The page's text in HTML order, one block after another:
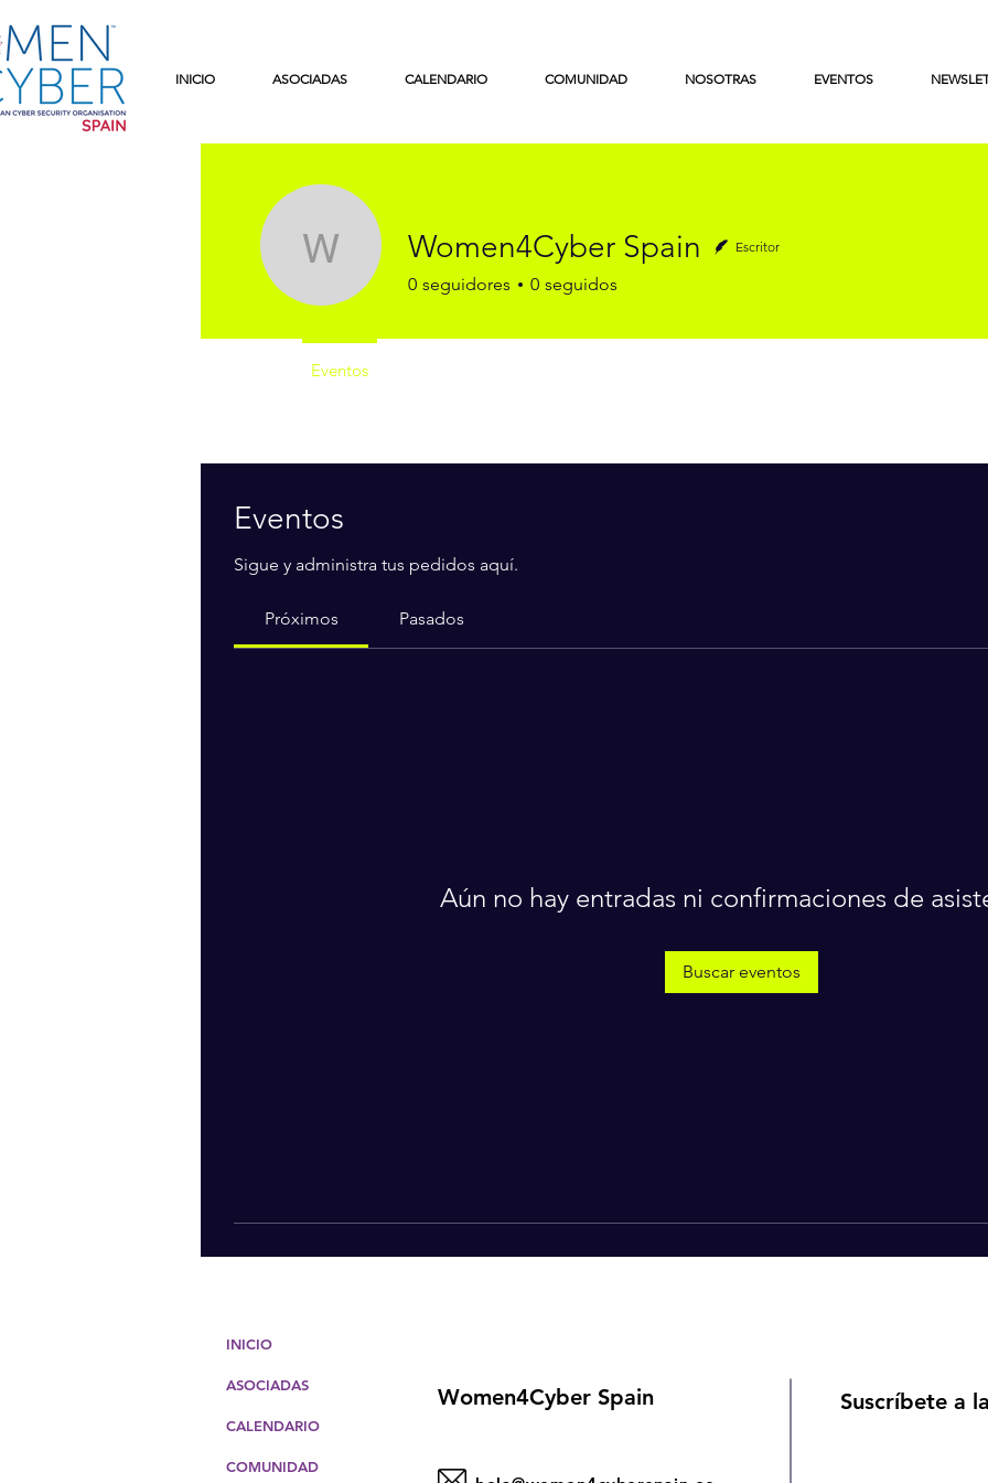
INICIO ASOCIADAS CALENDARIO COMUNIDAD NOSOTRAS EVENTOS
Eventos
Sigue y administra tus pedidos aquí.
Próximos Pasados
Aún no hay entradas ni confirmaciones de
Buscar eventos
Women4Cyber Spain
Women4Cyber Spain Escritor
0 seguidores 0 seguidos
Eventos
INICIO
ASOCIADAS
CALENDARIO
COMUNIDAD
Women4Cyber Spain Suscríbete a